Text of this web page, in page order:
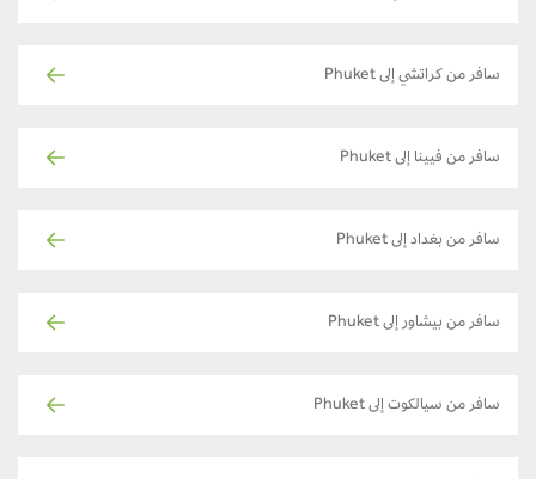
سافر من كراتشي إلى Phuket
سافر من فيينا إلى Phuket
سافر من بغداد إلى Phuket
سافر من بيشاور إلى Phuket
سافر من سيالكوت إلى Phuket